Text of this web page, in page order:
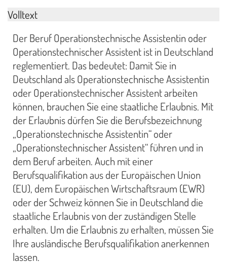
Volltext
Der Beruf Operationstechnische Assistentin oder
Operationstechnischer Assistent ist in Deutschland
reglementiert. Das bedeutet: Damit Sie in
Deutschland als Operationstechnische Assistentin
oder Operationstechnischer Assistent arbeiten
können, brauchen Sie eine staatliche Erlaubnis. Mit
der Erlaubnis dürfen Sie die Berufsbezeichnung
„Operationstechnische Assistentin“ oder
„Operationstechnischer Assistent“ führen und in
dem Beruf arbeiten. Auch mit einer
Berufsqualifikation aus der Europäischen Union
(EU), dem Europäischen Wirtschaftsraum (EWR)
oder der Schweiz können Sie in Deutschland die
staatliche Erlaubnis von der zuständigen Stelle
erhalten. Um die Erlaubnis zu erhalten, müssen Sie
Ihre ausländische Berufsqualifikation anerkennen
lassen.